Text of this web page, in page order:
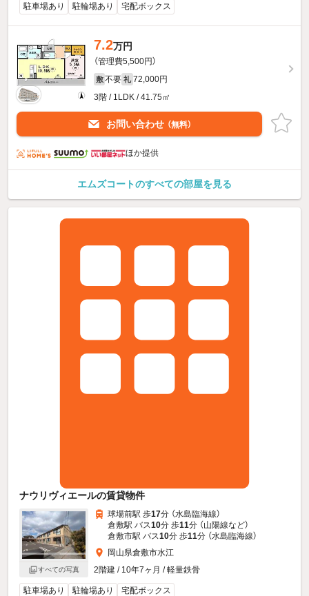
駐車場あり
駐輪場あり 宅配ボックス
7.2万円
（管理費5,500円）
敷 不要 礼 72,000円
3階 / 1LDK / 41.75㎡
お問い合わせ （無料）
ほか提供
エムズコートのすべての部屋を見る
ナウリヴィエールの賃貸物件
すべての写真
球場前駅 歩17分 （水島臨海線）
倉敷駅 バス10分 歩11分 （山陽線など）
倉敷市駅 バス10分 歩11分 （水島臨海線）
岡山県倉敷市水江
2階建 / 10年7ヶ月 / 軽量鉄骨
駐車場あり 駐輪場あり 宅配ボックス